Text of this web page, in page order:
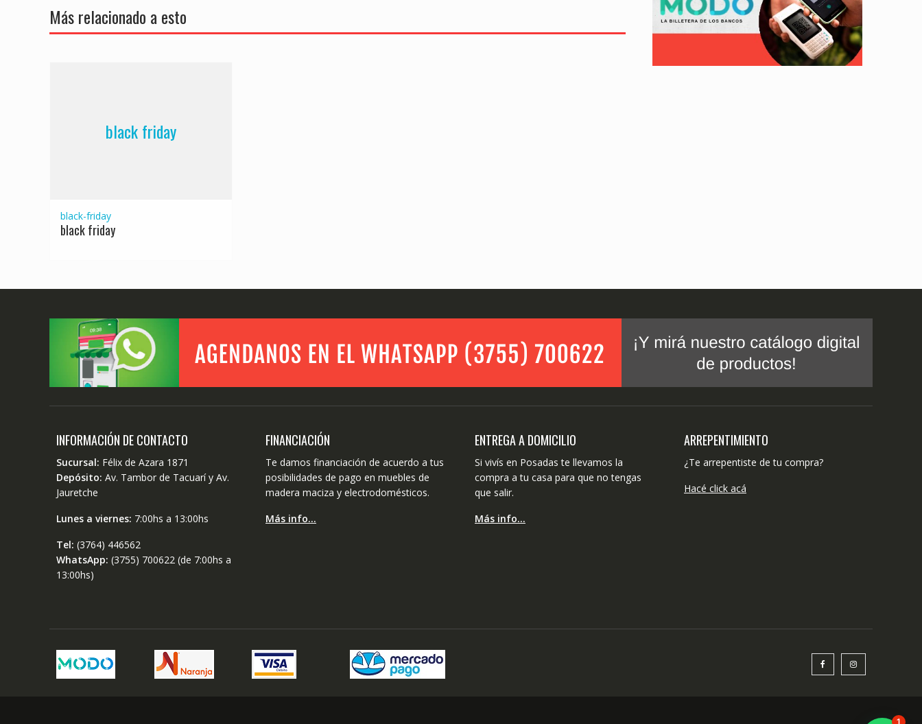
Más relacionado a esto
black friday
black-friday
black friday
INFORMACIÓN DE CONTACTO
Sucursal: Félix de Azara 1871
Depósito: Av. Tambor de Tacuarí y Av.
Jauretche
Lunes a viernes: 7:00hs a 13:00hs
Tel: (3764) 446562
WhatsApp: (3755) 700622 (de 7:00hs a
13:00hs)
FINANCIACIÓN
Te damos financiación de acuerdo a tus
posibilidades de pago en muebles de
madera maciza y electrodomésticos.
Más info…
ENTREGA A DOMICILIO
Si vivís en Posadas te llevamos la
compra a tu casa para que no tengas
que salir.
Más info…
ARREPENTIMIENTO
¿Te arrepentiste de tu compra?
Hacé click acá
1